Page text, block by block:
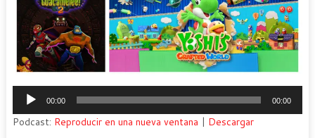
Reproductor
audio
00:00 00:00
Podcast: Reproducir en una nueva ventana | Descargar